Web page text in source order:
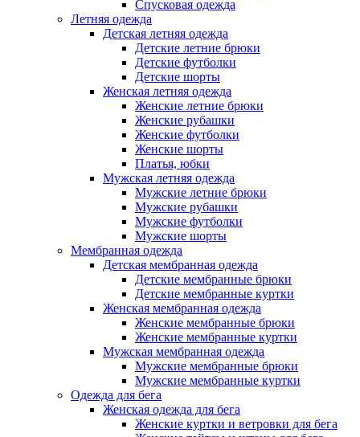
Спусковая одежда
Летняя одежда
Детская летняя одежда
Детские летние брюки
Детские футболки
Детские шорты
Женская летняя одежда
Женские летние брюки
Женские рубашки
Женские футболки
Женские шорты
Платья, юбки
Мужская летняя одежда
Мужские летние брюки
Мужские рубашки
Мужские футболки
Мужские шорты
Мембранная одежда
Детская мембранная одежда
Детские мембранные брюки
Детские мембранные куртки
Женская мембранная одежда
Женские мембранные брюки
Женские мембранные куртки
Мужская мембранная одежда
Мужские мембранные брюки
Мужские мембранные куртки
Одежда для бега
Женская одежда для бега
Женские куртки и ветровки для бега